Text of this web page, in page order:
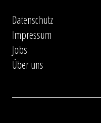
Datenschutz
Impressum
Jobs
Über uns